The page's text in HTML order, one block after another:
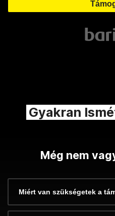
Gyakran
Még nem
Miért van szükségetek a